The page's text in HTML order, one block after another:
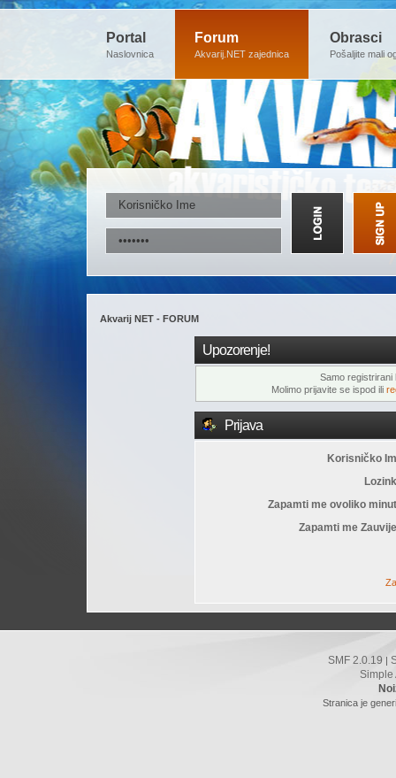
Portal
Naslovnica
Forum
Akvarij.NET zajednica
Obrasci
Pošaljite mali
Akvarij NET - FORUM
Upozorenje!
Samo registrirani
Molimo prijavite se ispod ili
Prijava
Korisničko
Zapamti me ovoliko
Zapamti me
SMF 2.0.19
Simple
Stranica je